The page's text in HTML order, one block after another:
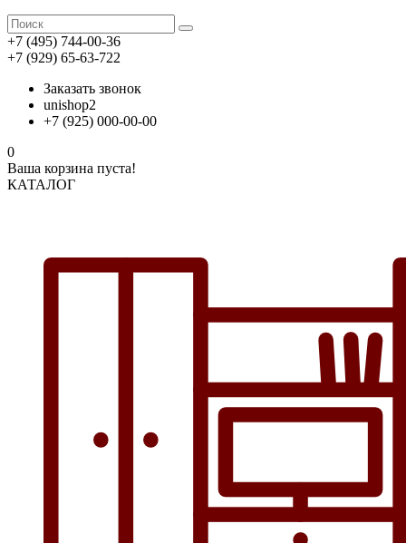
+7 (495) 744-00-36
+7 (929) 65-63-722
Заказать звонок
unishop2
+7 (925) 000-00-00
0
Ваша корзина пуста!
КАТАЛОГ